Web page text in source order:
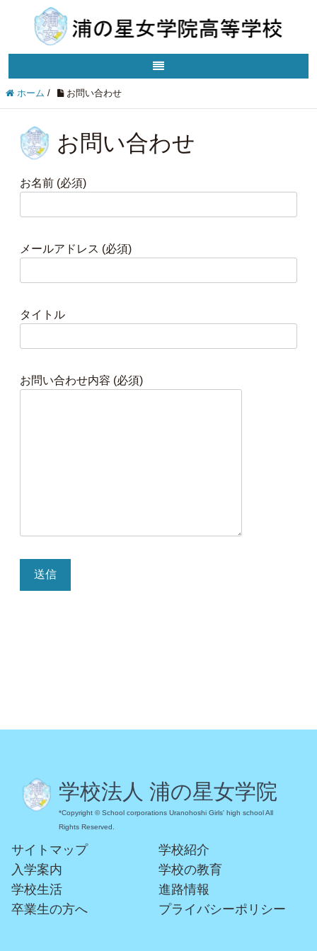
ホーム / お問い合わせ
お問い合わせ
お名前 (必須)
メールアドレス (必須)
タイトル
お問い合わせ内容 (必須)
学校法人 浦の星女学院
*Copyright © School corporations Uranohoshi Girls' high school All
Rights Reserved.
サイトマップ
学校紹介
入学案内
学校の教育
学校生活
進路情報
卒業生の方へ
プライバシーポリシー